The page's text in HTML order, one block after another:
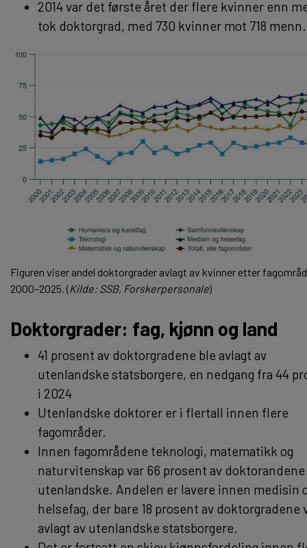
2014 var det første året der flere kvinner enn
tok doktorgrad, med 730 kvinner mot 718 menn.
Figuren viser andel doktorgrader avlagt av kvinner etter
2000–2025. (Kilde: SSB, Forskerpersonale)
Doktorgrader: fag, kjønn og land
41 prosent av doktorgradene ble avlagt av
utenlandske statsborgere, en nedgang fra 44
i 2024
Utenlandske doktorer er i flertall innen flere
fagområder.
Innen fagområdene teknologi, matematikk og
naturvitenskap var 66 prosent av doktorandene
utenlandske. Andelen er lavere innen medisin
helsefag, der bare 18 prosent av doktorgradene
avlagt av utenlandske statsborgere.